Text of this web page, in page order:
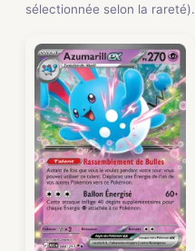
sélectionnée selon la rareté).